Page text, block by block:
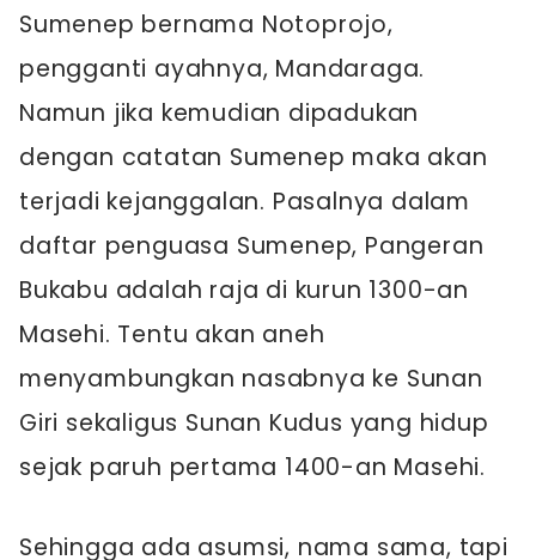
Sumenep bernama Notoprojo,
pengganti ayahnya, Mandaraga.
Namun jika kemudian dipadukan
dengan catatan Sumenep maka akan
terjadi kejanggalan. Pasalnya dalam
daftar penguasa Sumenep, Pangeran
Bukabu adalah raja di kurun 1300-an
Masehi. Tentu akan aneh
menyambungkan nasabnya ke Sunan
Giri sekaligus Sunan Kudus yang hidup
sejak paruh pertama 1400-an Masehi.
Sehingga ada asumsi, nama sama, tapi